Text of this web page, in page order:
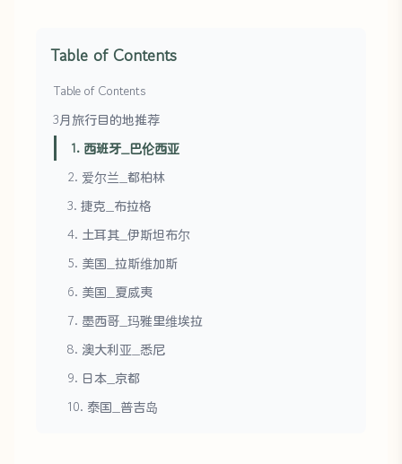
Table of Contents
Table of Contents
3月旅行目的地推荐
1. 西班牙_巴伦西亚
2. 爱尔兰_都柏林
3. 捷克_布拉格
4. 土耳其_伊斯坦布尔
5. 美国_拉斯维加斯
6. 美国_夏威夷
7. 墨西哥_玛雅里维埃拉
8. 澳大利亚_悉尼
9. 日本_京都
10. 泰国_普吉岛